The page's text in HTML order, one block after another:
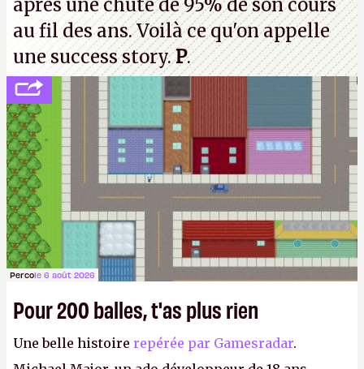
après une chute de 95% de son cours
au fil des ans. Voilà ce qu'on appelle
une success story.P.
Percole 6 août 2026
Pour 200 balles, t'as plus rien
Une belle histoire repérée par Gamesradar.